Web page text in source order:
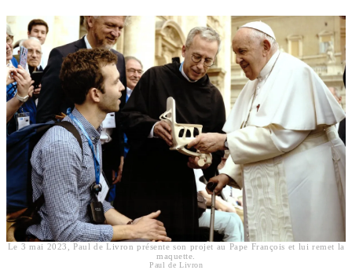
Le 3 mai 2023, Paul de Livron présente son projet au Pape François et lui remet la
maquette.
Paul de Livron